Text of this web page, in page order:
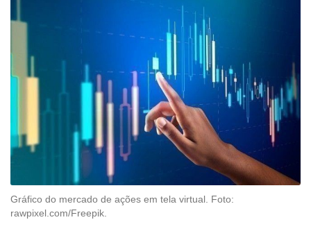
Gráfico do mercado de ações em tela virtual. Foto:
rawpixel.com/Freepik.